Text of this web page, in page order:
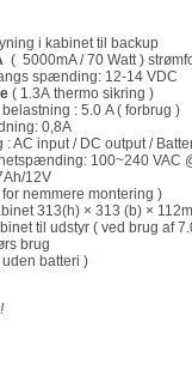
i kabinet til backup
( 5000mA / 70 Watt )
spænding: 12-14 VDC
( 1.3A thermo sikring )
: 5.0 A ( forbrug )
0,8A
: AC input / DC output /
100~240 VAC
12V
nemmere montering )
313(h) × 313 (b) ×
til udstyr ( ved brug af
brug
batteri )